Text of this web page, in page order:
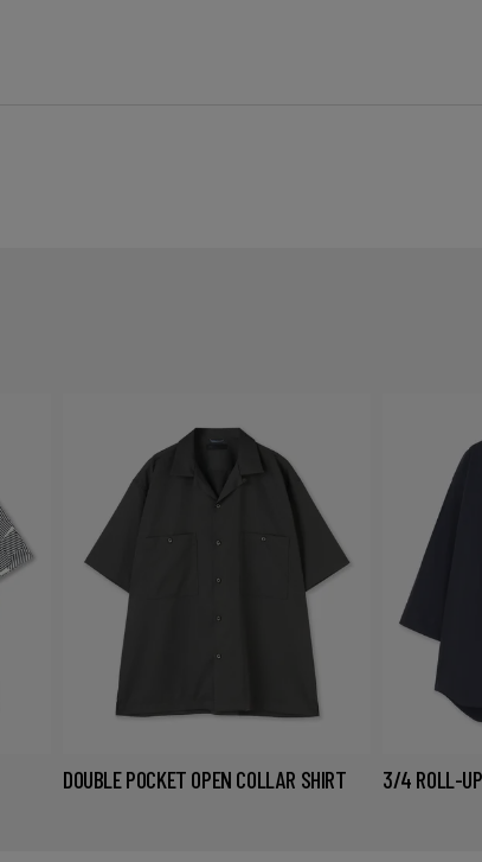
DOUBLE POCKET OPEN COLLAR SHIRT 3/4 ROLL-